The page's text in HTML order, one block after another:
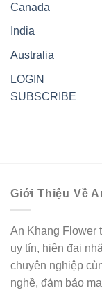
Canada
India
Australia
LOGIN
SUBSCRIBE
Giới Thiệu Về
An Khang Flower
uy tín, hiện đại
chuyên nghiệp
nghề, đảm bảo